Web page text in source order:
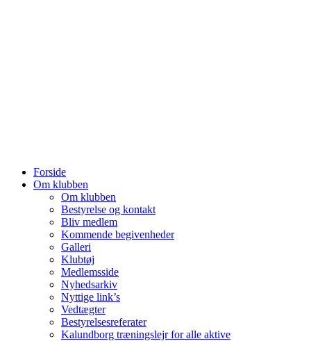
Forside
Om klubben
Om klubben
Bestyrelse og kontakt
Bliv medlem
Kommende begivenheder
Galleri
Klubtøj
Medlemsside
Nyhedsarkiv
Nyttige link’s
Vedtægter
Bestyrelsesreferater
Kalundborg træningslejr for alle aktive